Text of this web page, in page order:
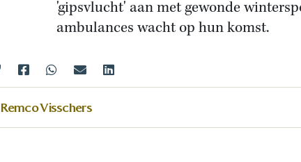
'gipsvlucht' aan met gewonde
ambulances wacht op hun komst.
Remco Visschers